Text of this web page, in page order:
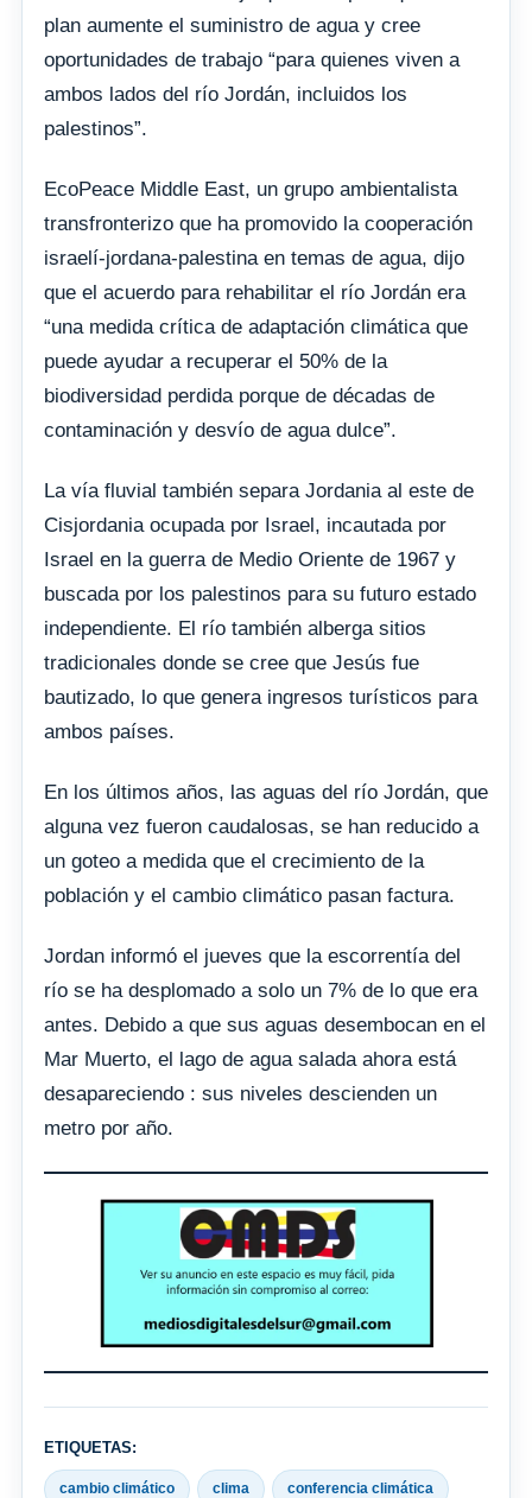
plan aumente el suministro de agua y cree
oportunidades de trabajo “para quienes viven a
ambos lados del río Jordán, incluidos los
palestinos”.
EcoPeace Middle East, un grupo ambientalista
transfronterizo que ha promovido la cooperación
israelí-jordana-palestina en temas de agua, dijo
que el acuerdo para rehabilitar el río Jordán era
“una medida crítica de adaptación climática que
puede ayudar a recuperar el 50% de la
biodiversidad perdida porque de décadas de
contaminación y desvío de agua dulce”.
La vía fluvial también separa Jordania al este de
Cisjordania ocupada por Israel, incautada por
Israel en la guerra de Medio Oriente de 1967 y
buscada por los palestinos para su futuro estado
independiente. El río también alberga sitios
tradicionales donde se cree que Jesús fue
bautizado, lo que genera ingresos turísticos para
ambos países.
En los últimos años, las aguas del río Jordán, que
alguna vez fueron caudalosas, se han reducido a
un goteo a medida que el crecimiento de la
población y el cambio climático pasan factura.
Jordan informó el jueves que la escorrentía del
río se ha desplomado a solo un 7% de lo que era
antes. Debido a que sus aguas desembocan en el
Mar Muerto, el lago de agua salada ahora está
desapareciendo : sus niveles descienden un
metro por año.
ETIQUETAS:
cambio climático clima conferencia climática